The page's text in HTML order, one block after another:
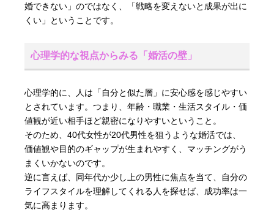
婚できない」のではなく、「戦略を変えないと成果が出に
くい」ということです。
心理学的な視点からみる「婚活の壁」
心理学的に、人は「自分と似た層」に安心感を感じやすい
とされています。つまり、年齢・職業・生活スタイル・価
値観が近い相手ほど親密になりやすいということ。
そのため、40代女性が20代男性を狙うような婚活では、
価値観や目的のギャップが生まれやすく、マッチングがう
まくいかないのです。
逆に言えば、同年代か少し上の男性に焦点を当て、自分の
ライフスタイルを理解してくれる人を探せば、成功率は一
気に高まります。